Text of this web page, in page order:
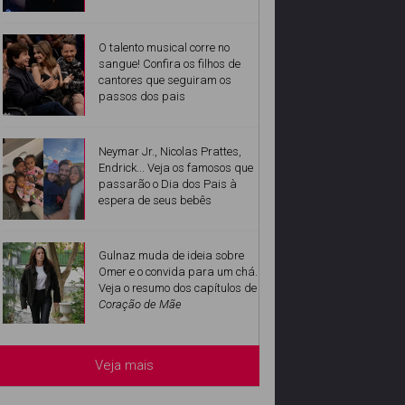
O talento musical corre no
sangue! Confira os filhos de
cantores que seguiram os
passos dos pais
Neymar Jr., Nicolas Prattes,
Endrick... Veja os famosos que
passarão o Dia dos Pais à
espera de seus bebês
Gulnaz muda de ideia sobre
Omer e o convida para um chá.
Veja o resumo dos capítulos de
Coração de Mãe
Veja mais